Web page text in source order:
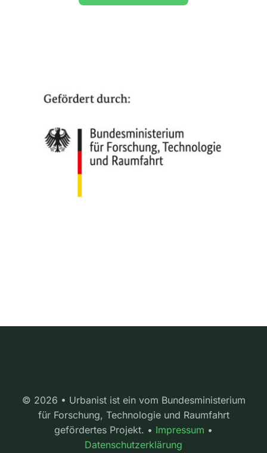
© 2026 • Urbanist ist ein vom Bundesministerium
für Forschung, Technologie und Raumfahrt
gefördertes Projekt. • Impressum •
Datenschutzerklärung